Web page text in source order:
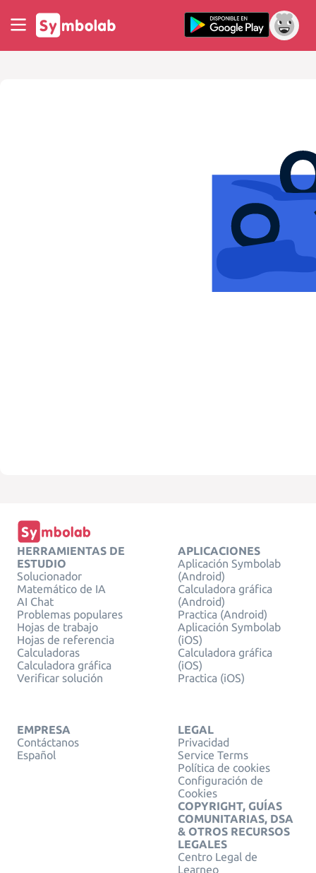
HERRAMIENTAS DE
ESTUDIO
Solucionador
Matemático de IA
AI Chat
Problemas populares
Hojas de trabajo
Hojas de referencia
Calculadoras
Calculadora gráfica
Verificar solución
APLICACIONES
Aplicación Symbolab
(Android)
Calculadora gráfica
(Android)
Practica (Android)
Aplicación Symbolab
(iOS)
Calculadora gráfica
(iOS)
Practica (iOS)
EMPRESA
Contáctanos
Español
LEGAL
Privacidad
Service Terms
Política de cookies
Configuración de
Cookies
COPYRIGHT, GUÍAS
COMUNITARIAS, DSA
& OTROS RECURSOS
LEGALES
Centro Legal de
Learneo